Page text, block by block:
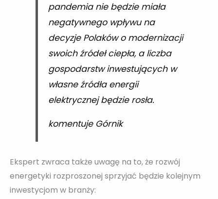
pandemia nie będzie miała
negatywnego wpływu na
decyzje Polaków o modernizacji
swoich źródeł ciepła, a liczba
gospodarstw inwestujących w
własne źródła energii
elektrycznej będzie rosła.
komentuje Górnik
Ekspert zwraca także uwagę na to, że rozwój
energetyki rozproszonej sprzyjać będzie kolejnym
inwestycjom w branży: